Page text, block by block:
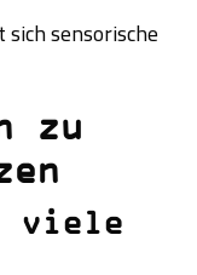
sensorische
zu
viele